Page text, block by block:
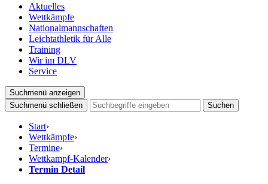
Aktuelles
Wettkämpfe
Nationalmannschaften
Leichtathletik für Alle
Training
Wir im DLV
Service
Suchmenü anzeigen
Suchmenü schließen
Suchen
Start›
Wettkämpfe›
Termine›
Wettkampf-Kalender›
Termin Detail